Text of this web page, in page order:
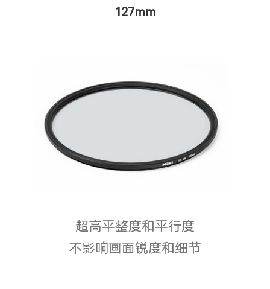
127mm
超高平整度和平行度
不影响画面锐度和细节